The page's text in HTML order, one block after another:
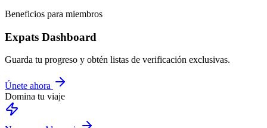
Beneficios para miembros
Expats Dashboard
Guarda tu progreso y obtén listas de verificación exclusivas.
Únete ahora
Domina tu viaje